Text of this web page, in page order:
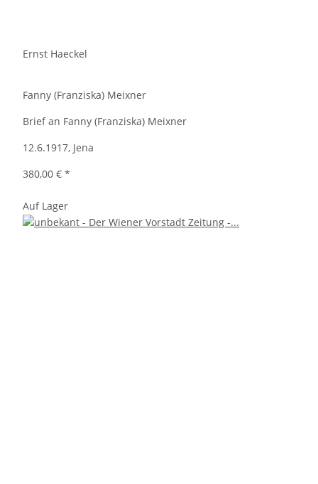
Ernst Haeckel
Fanny (Franziska) Meixner
Brief an Fanny (Franziska) Meixner
12.6.1917, Jena
380,00 € *
Auf Lager